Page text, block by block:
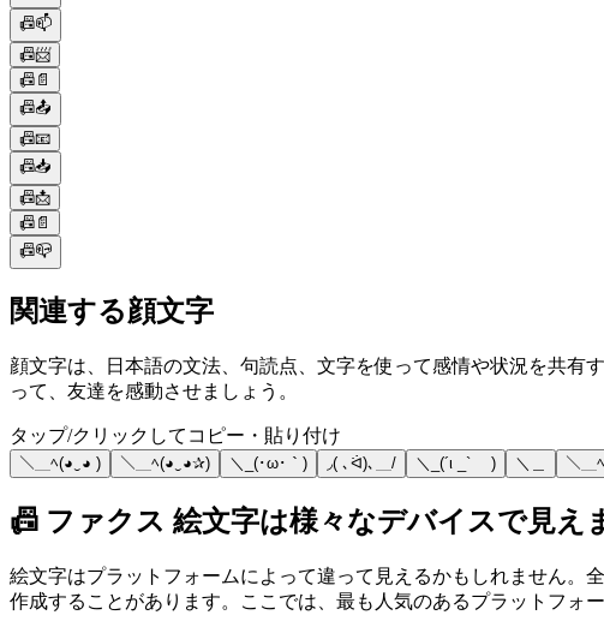
📠📫
📠📨
📠📄
📠📤
📠📧
📠📥
📠📩
📠📄
📠📪
関連する顔文字
顔文字は、日本語の文法、句読点、文字を使って感情や状況を共有
って、友達を感動させましょう。
タップ/クリックしてコピー・貼り付け
＼＿ﾍ(◕‿◕ ) ＼＿ﾍ(◕‿◕✰) ＼_(･ω･｀) ◞( ､ᐛ)､＿/ ＼_(´ι _` ) ＼＿ ＼＿
📠 ファクス 絵文字は様々なデバイスで見え
絵文字はプラットフォームによって違って見えるかもしれません。
作成することがあります。ここでは、最も人気のあるプラットフォ